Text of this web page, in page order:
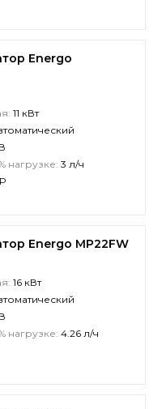
Energo
11 кВт
нагрузке: 3 л/ч
Energo MP22FW
16 кВт
нагрузке: 4.26 л/ч